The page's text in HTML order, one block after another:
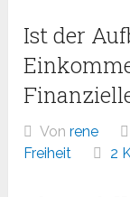
Ist der
Vonrene
Freiheit
2